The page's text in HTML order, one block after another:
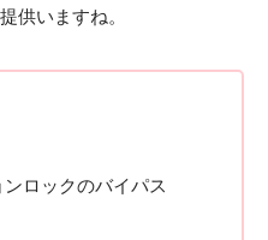
供いますね。
ロックのバイパス